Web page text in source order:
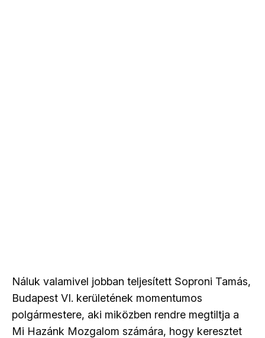
Náluk valamivel jobban teljesített Soproni Tamás,
Budapest VI. kerületének momentumos
polgármestere, aki miközben rendre megtiltja a
Mi Hazánk Mozgalom számára, hogy keresztet